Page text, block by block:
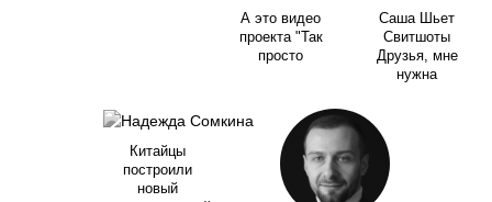
А это видео
проекта "Так
просто
Саша Шьет
Свитшоты
Друзья, мне
нужна
Китайцы
построили
новый